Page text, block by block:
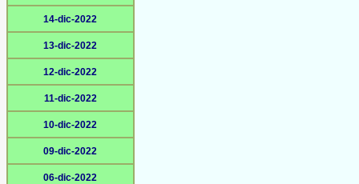
14-dic-2022
13-dic-2022
12-dic-2022
11-dic-2022
10-dic-2022
09-dic-2022
06-dic-2022